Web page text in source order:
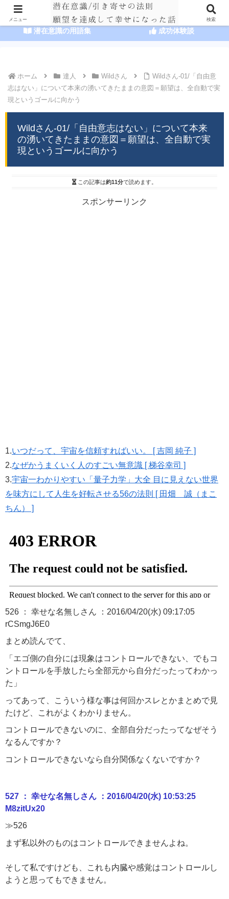
HOME 潜在意識の達人まとめ
潜在意識の用語集 成功体験談
ホーム 達人 Wildさん
Wildさん-01/「自由意
志はない」について本来の湧いてきたままの意図＝願望は、全自動で実
現というゴールに向かう
Wildさん-01/「自由意志はない」について本来
の湧いてきたままの意図＝願望は、全自動で実
現というゴールに向かう
この記事は約11分で読めます。
スポンサーリンク
1.いつだって、宇宙を信頼すればいい。 [ 吉岡 純子 ]
2.なぜかうまくいく人のすごい無意識 [ 梯谷幸司 ]
3.宇宙一わかりやすい「量子力学」大全 目に見えない世界
を味方にして人生を好転させる56の法則 [ 田畑 誠（まこ
ちん） ]
526 ： 幸せな名無しさん ：2016/04/20(水) 09:17:05
rCSmgJ6E0
まとめ読んでて、
「エゴ側の自分には現象はコントロールできない、でもコ
ントロールを手放したら全部元から自分だったってわかっ
た」
ってあって、こういう様な事は何回かスレとかまとめで見
たけど、これがよくわかりません。
コントロールできないのに、全部自分だったってなぜそう
なるんですか？
コントロールできないなら自分関係なくないですか？
527 ： 幸せな名無しさん ：2016/04/20(水) 10:53:25
M8zitUx20
≫526
まず私以外のものはコントロールできませんよね。
そして私ですけども、これも内臓や感覚はコントロールし
ようと思ってもできません。
メニュー 検索